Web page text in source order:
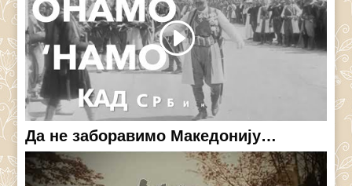
Да не заборавимо Македонију…